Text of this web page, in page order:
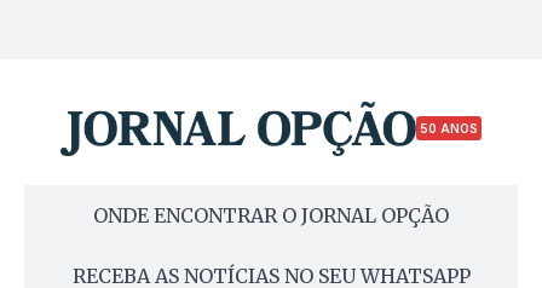
50 ANOS
ONDE ENCONTRAR O JORNAL OPÇÃO
RECEBA AS NOTÍCIAS NO SEU WHATSAPP